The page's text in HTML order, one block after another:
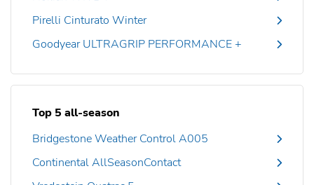
Pirelli Cinturato Winter
Goodyear ULTRAGRIP PERFORMANCE +
Top 5 all-season
Bridgestone Weather Control A005
Continental AllSeasonContact